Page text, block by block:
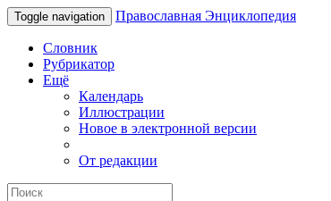
Toggle navigation Православная Энциклопедия
Словник
Рубрикатор
Ещё
Календарь
Иллюстрации
Новое в электронной версии
От редакции